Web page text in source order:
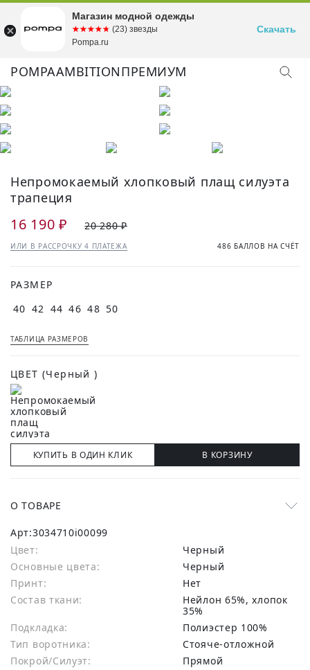
POMPAAMBITIONПРЕМИУМ
Непромокаемый хлопковый плащ силуэта
трапеция
16 190 ₽ 20 280 ₽
ИЛИ В РАССРОЧКУ 4 ПЛАТЕЖА 486 БАЛЛОВ НА СЧЁТ
РАЗМЕР
40 42 44 46 48 50
ТАБЛИЦА РАЗМЕРОВ
ЦВЕТ (Черный )
КУПИТЬ В ОДИН КЛИК В КОРЗИНУ
О ТОВАРЕ
Арт:3034710i00099
Цвет:
Черный
Основные цвета:
черный
Принт:
Нет
Состав ткани:
нейлон 65%, хлопок
35%
Подкладка:
Полиэстер 100%
Тип воротника:
Стояче-отложной
Покрой/Силуэт:
Прямой
Магазин модной одежды
☆☆☆☆☆
★★★★★ (23) звезды
Pompa.ru
Скачать